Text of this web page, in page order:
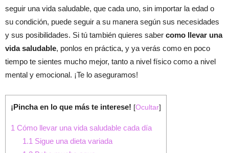
seguir una vida saludable, que cada uno, sin importar la edad o
su condición, puede seguir a su manera según sus necesidades
y sus posibilidades. Si tú también quieres saber como llevar una
vida saludable, ponlos en práctica, y ya verás como en poco
tiempo te sientes mucho mejor, tanto a nivel físico como a nivel
mental y emocional. ¡Te lo aseguramos!
¡Pincha en lo que más te interese! [Ocultar]
1 Cómo llevar una vida saludable cada día
1.1 Sigue una dieta variada